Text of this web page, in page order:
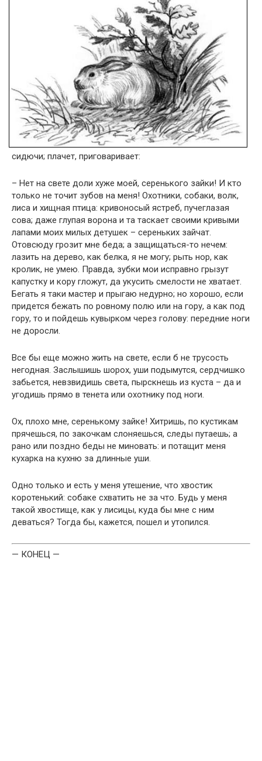
сидючи; плачет, приговаривает:
– Нет на свете доли хуже моей, серенького зайки! И кто
только не точит зубов на меня! Охотники, собаки, волк,
лиса и хищная птица: кривоносый ястреб, пучеглазая
сова; даже глупая ворона и та таскает своими кривыми
лапами моих милых детушек – сереньких зайчат.
Отовсюду грозит мне беда; а защищаться-то нечем:
лазить на дерево, как белка, я не могу; рыть нор, как
кролик, не умею. Правда, зубки мои исправно грызут
капустку и кору гложут, да укусить смелости не хватает.
Бегать я таки мастер и прыгаю недурно; но хорошо, если
придется бежать по ровному полю или на гору, а как под
гору, то и пойдешь кувырком через голову: передние ноги
не доросли.
Все бы еще можно жить на свете, если б не трусость
негодная. Заслышишь шорох, уши подымутся, сердчишко
забьется, невзвидишь света, пырскнешь из куста – да и
угодишь прямо в тенета или охотнику под ноги.
Ох, плохо мне, серенькому зайке! Хитришь, по кустикам
прячешься, по закочкам слоняешься, следы путаешь; а
рано или поздно беды не миновать: и потащит меня
кухарка на кухню за длинные уши.
Одно только и есть у меня утешение, что хвостик
коротенький: собаке схватить не за что. Будь у меня
такой хвостище, как у лисицы, куда бы мне с ним
деваться? Тогда бы, кажется, пошел и утопился.
— КОНЕЦ —